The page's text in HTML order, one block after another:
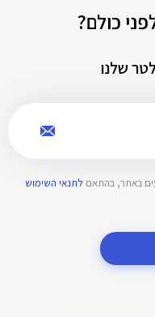
כולם?
שלנו
באתר, בהתאם לתנאי השימוש